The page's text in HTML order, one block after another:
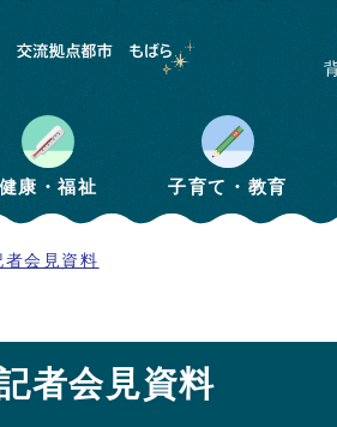
健康・福祉 子育て・教育
者会見資料
者会見資料